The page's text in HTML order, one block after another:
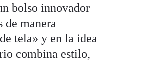
bolso innovador
de manera
tela» y en la idea
combina estilo,